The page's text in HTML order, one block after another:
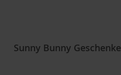
Sunny Bunny Geschenke